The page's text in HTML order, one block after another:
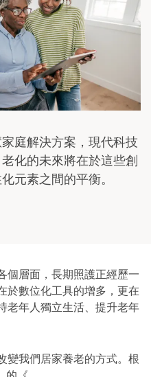
庭解決方案，現代科技
化的未來將在於這些創
元素之間的平衡。
個層面，長期照護正經歷一
於數位化工具的增多，更在
老年人獨立生活、提升老年
變我們居家養老的方式。根